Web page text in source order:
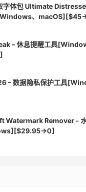
字体包 Ultimate
、
– 休息提醒工具
– 数据隐私保护工具
Watermark Remover -